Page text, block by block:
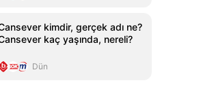
kimdir, gerçek adı ne?
kaç yaşında, nereli?
Dün